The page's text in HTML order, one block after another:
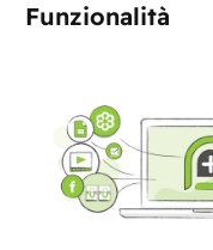
Funzionalità